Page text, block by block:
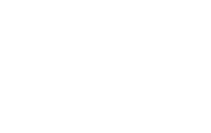
informazioni che modificano il modo in cui il
i visitatori interagiscono con i siti